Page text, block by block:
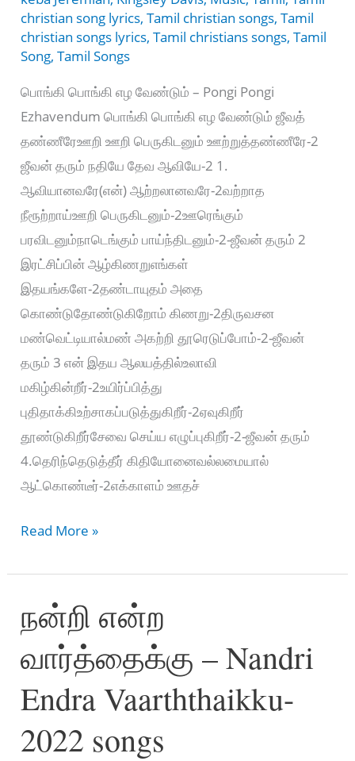
christian song lyrics,Tamil christian songs,Tamil
christian songs lyrics,Tamil christians songs,Tamil
Song,Tamil Songs
பொங்கி பொங்கி எழ வேண்டும் – Pongi Pongi
Ezhavendum பொங்கி பொங்கி எழ வேண்டும் ஜீவத்
தண்ணீரேஊறி ஊறி பெருகிடனும் ஊற்றுத்தண்ணீரே-2
ஜீவன் தரும் நதியே தேவ ஆவியே-2 1.
ஆவியானவரே(என்) ஆற்றலானவரே-2வற்றாத
நீரூற்றாய்ஊறி பெருகிடனும்-2ஊரெங்கும்
பரவிடனும்நாடெங்கும் பாய்ந்திடனும்-2-ஜீவன் தரும் 2
இரட்சிப்பின் ஆழ்கிணறுஎங்கள்
இதயங்களே-2தண்டாயுதம் அதை
கொண்டுதோண்டுகிறோம் கிணறு-2திருவசன
மண்வெட்டியால்மண் அகற்றி தூரெடுப்போம்-2-ஜீவன்
தரும் 3 என் இதய ஆலயத்தில்உலாவி
மகிழ்கின்றீர்-2உயிர்ப்பித்து
புதிதாக்கிஉற்சாகப்படுத்துகிறீர்-2ஏவுகிறீர்
தூண்டுகிறீர்சேவை செய்ய எழுப்புகிறீர்-2-ஜீவன் தரும்
4.தெரிந்தெடுத்தீர் கிதியோனைவல்லமையால்
ஆட்கொண்டீர்-2எக்காளம் ஊதச்
பொங்கி
எழ
வேண்டும்
–
Pongi
Ezhavendum
Read More »
நன்றி என்ற
வார்த்தைக்கு – Nandri
Endra Vaarththaikku-
2022 songs